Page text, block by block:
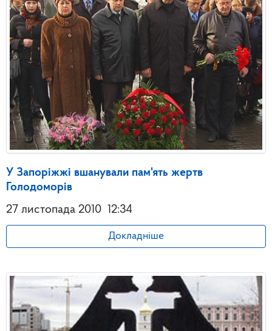
У Запоріжжі вшанували пам'ять жертв
Голодоморів
27 листопада 2010 12:34
Докладніше